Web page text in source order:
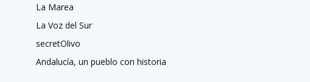
La Marea
La Voz del Sur
secretOlivo
Andalucía, un pueblo con historia